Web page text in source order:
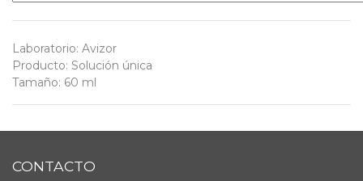
Laboratorio: Avizor
Producto: Solución única
Tamaño: 60 ml
CONTACTO